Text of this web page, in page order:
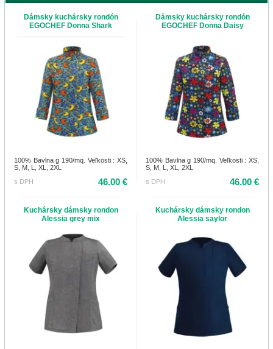
Dámsky kuchársky rondón
EGOCHEF Donna Shark
100% Bavlna g 190/mq. Veľkosti : XS,
S, M, L, XL, 2XL
s DPH
46.00 €
Dámsky kuchársky rondón
EGOCHEF Donna Daisy
100% Bavlna g 190/mq. Veľkosti : XS,
S, M, L, XL, 2XL
s DPH
46.00 €
Kuchársky dámsky rondon
Alessia grey mix
Kuchársky dámsky rondon
Alessia saylor